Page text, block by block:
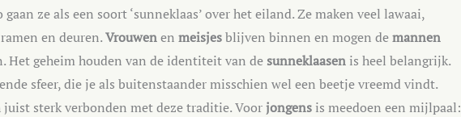
ze als een soort ‘sunneklaas’ over het eiland. Ze maken veel lawaai,
en deuren.Vrouwenen meisjesblijven binnen en mogen demannen
Het geheim houden van de identiteit van de sunneklaasen is heel belangrijk.
sfeer, die je als buitenstaander misschien wel een beetje vreemd vindt.
sterk verbonden met deze traditie. Voorjongens is meedoen een mijlpaal: